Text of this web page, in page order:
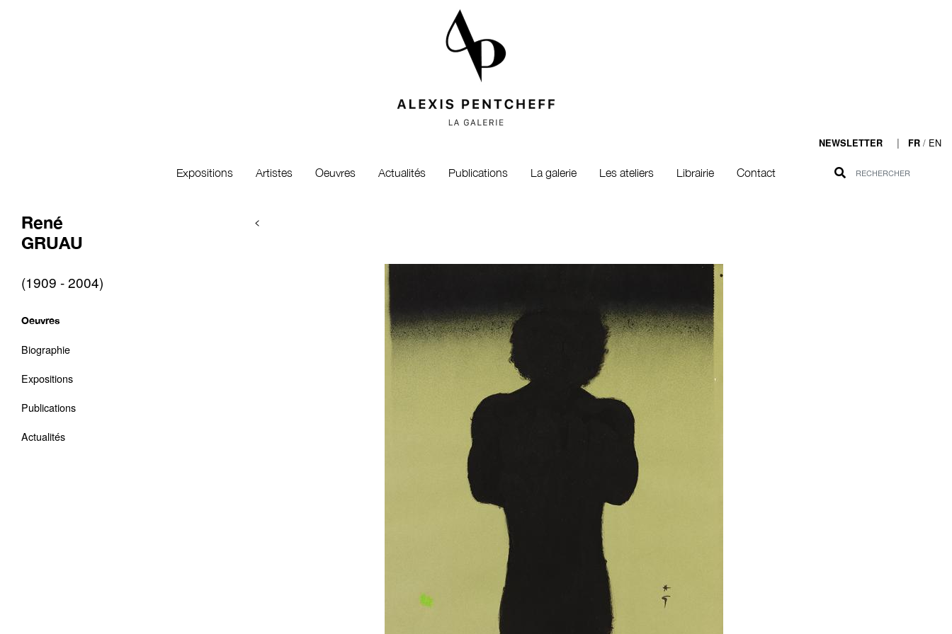
NEWSLETTER | FR / EN
Expositions Artistes Oeuvres Actualités Publications La galerie Les ateliers Librairie Contact
René
GRUAU
(1909 - 2004)
Oeuvres
Biographie
Expositions
Publications
Actualités
<